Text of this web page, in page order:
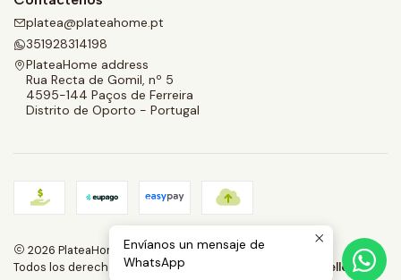
platea@plateahome.pt
351928314198
PlateaHome address
Rua Recta de Gomil, nº 5
4595-144 Paços de Ferreira
Distrito de Oporto - Portugal
2026 PlateaHome.
Todos los derechos reservados.
Desarrollado por Jumpseller.
Envíanos un mensaje de
WhatsApp